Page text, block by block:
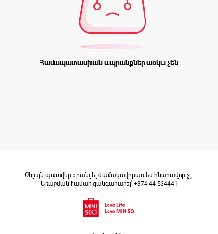
Համապատասխան ապրանքներ առկա չեն
Օնլայն պատվեր գրանցել ժամակավորապես հնարավոր չէ։
Առաքման համար զանգահարել՝ +374 44 534441